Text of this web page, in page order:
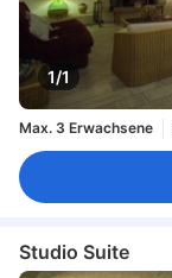
1/1
Max. 3 Erwachsene
Studio Suite